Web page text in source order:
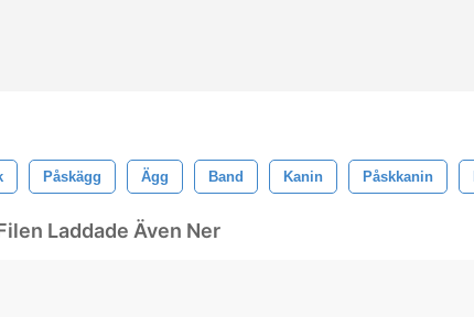
Påskägg Ägg Band Kanin Påskkanin
Laddade Även Ner